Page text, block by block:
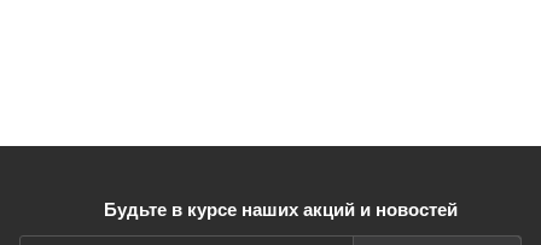
Будьте в курсе наших акций и новостей